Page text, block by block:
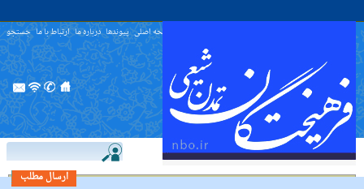
صفحه اصلی پیوندها درباره ما ارتباط با ما جستجو
ارسال مطلب